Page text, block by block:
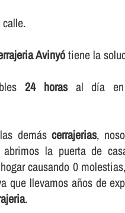
Avinyótiene la
24 horasal dí­a en
demás cerrajerias,
la puerta de
causando 0
que llevamos años de
.